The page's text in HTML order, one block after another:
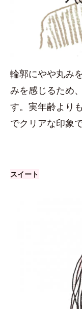
輪郭にやや丸み
みを感じるため
す。実年齢より
でクリアな印象で
スイート